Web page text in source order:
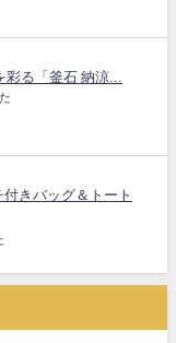
る「釜石 納涼...
付きバッグ＆トート